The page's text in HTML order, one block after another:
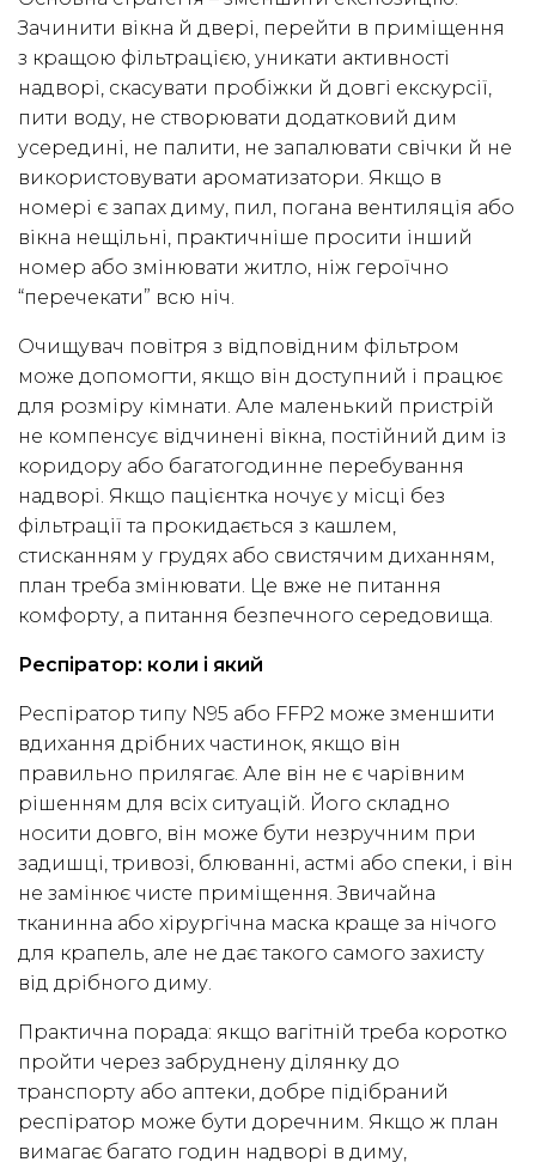
Зачинити вікна й двері, перейти в приміщення
з кращою фільтрацією, уникати активності
надворі, скасувати пробіжки й довгі екскурсії,
пити воду, не створювати додатковий дим
усередині, не палити, не запалювати свічки й не
використовувати ароматизатори. Якщо в
номері є запах диму, пил, погана вентиляція або
вікна нещільні, практичніше просити інший
номер або змінювати житло, ніж героїчно
“перечекати” всю ніч.
Очищувач повітря з відповідним фільтром
може допомогти, якщо він доступний і працює
для розміру кімнати. Але маленький пристрій
не компенсує відчинені вікна, постійний дим із
коридору або багатогодинне перебування
надворі. Якщо пацієнтка ночує у місці без
фільтрації та прокидається з кашлем,
стисканням у грудях або свистячим диханням,
план треба змінювати. Це вже не питання
комфорту, а питання безпечного середовища.
Респіратор: коли і який
Респіратор типу N95 або FFP2 може зменшити
вдихання дрібних частинок, якщо він
правильно прилягає. Але він не є чарівним
рішенням для всіх ситуацій. Його складно
носити довго, він може бути незручним при
задишці, тривозі, блюванні, астмі або спеки, і він
не замінює чисте приміщення. Звичайна
тканинна або хірургічна маска краще за нічого
для крапель, але не дає такого самого захисту
від дрібного диму.
Практична порада: якщо вагітній треба коротко
пройти через забруднену ділянку до
транспорту або аптеки, добре підібраний
респіратор може бути доречним. Якщо ж план
вимагає багато годин надворі в диму,